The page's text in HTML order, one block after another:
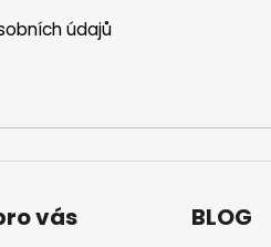
údajů
vás BLOG